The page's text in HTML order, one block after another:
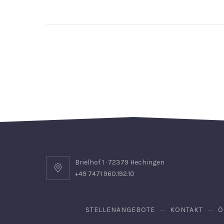
Brielhof 1 · 72379 Hechingen
+49 7471 960.192.10
STELLENANGEBOTE KONTAKT